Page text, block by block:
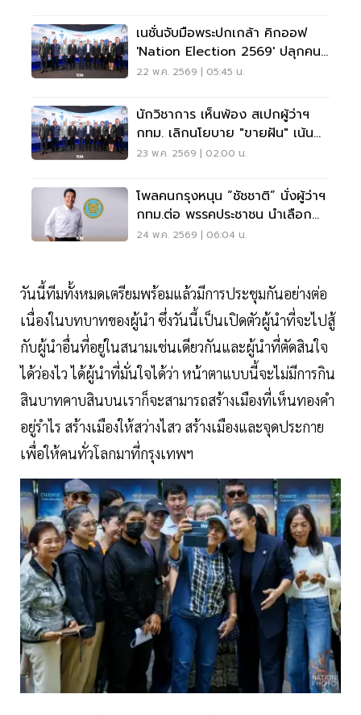
เนชั่นจับมือพระปกเกล้า คิกออฟ
'Nation Election 2569' ปลุกคน
กรุง เลือกผู้ว่าฯ จากนโยบาย
22 พ.ค. 2569 | 05:45 น.
นักวิชาการ เห็นพ้อง สเปกผู้ว่าฯ
กทม. เลิกนโยบาย "ขายฝัน" เน้น
โปร่งใส ตรวจสอบได้
23 พ.ค. 2569 | 02:00 น.
โพลคนกรุงหนุน “ชัชชาติ” นั่งผู้ว่าฯ
กทม.ต่อ พรรคประชาชน นำเลือก
สก.
24 พ.ค. 2569 | 06:04 น.
วันนี้ทีมทั้งหมดเตรียมพร้อมแล้วมีการประชุมกันอย่างต่อ
เนื่องในบทบาทของผู้นำ ซึ่งวันนี้เป็นเปิดตัวผู้นำที่จะไปสู้
กับผู้นำอื่นที่อยู่ในสนามเช่นเดียวกันและผู้นำที่ตัดสินใจ
ได้ว่องไว ได้ผู้นำที่มั่นใจได้ว่า หน้าตาแบบนี้จะไม่มีการกิน
สินบาทคาบสินบนเราก็จะสามารถสร้างเมืองที่เห็นทองคำ
อยู่รำไร สร้างเมืองให้สว่างไสว สร้างเมืองและจุดประกาย
เพื่อให้คนทั่วโลกมาที่กรุงเทพฯ